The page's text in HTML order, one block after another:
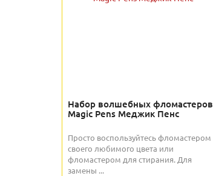
Набор волшебных фломастеров
Magic Pens Меджик Пенс
Просто воспользуйтесь фломастером
своего любимого цвета или
фломастером для стирания. Для
замены ...